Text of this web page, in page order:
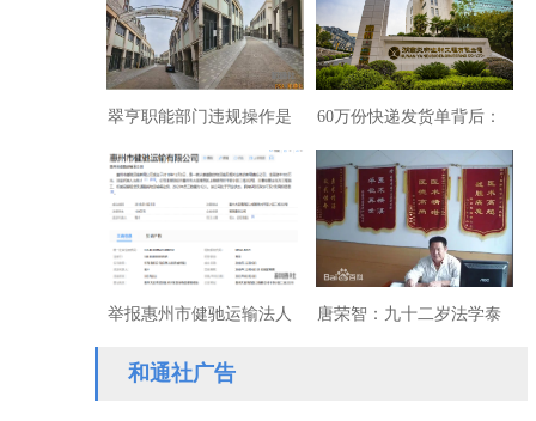
的遮羞布
翠亨职能部门违规操作是
给中山市还是省里抹黑？
60万份快递发货单背后：
一场关乎直销企业清白的
拉锯战
举报惠州市健驰运输法人
涉转查封财产与法院严重
唐荣智：九十二岁法学泰
和通社广告